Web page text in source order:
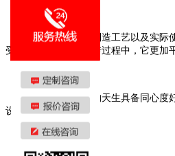
从其结构特点、制造工艺以及实际使
受力得以分散。在运转过程中，它更加
行星齿轮传动结构天生具备同心度好
设备运行更为顺畅。